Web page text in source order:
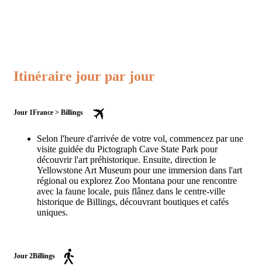
Itinéraire jour par jour
Jour 1France > Billings
Selon l'heure d'arrivée de votre vol, commencez par une
visite guidée du Pictograph Cave State Park pour
découvrir l'art préhistorique. Ensuite, direction le
Yellowstone Art Museum pour une immersion dans l'art
régional ou explorez Zoo Montana pour une rencontre
avec la faune locale, puis flânez dans le centre-ville
historique de Billings, découvrant boutiques et cafés
uniques.
Jour 2Billings